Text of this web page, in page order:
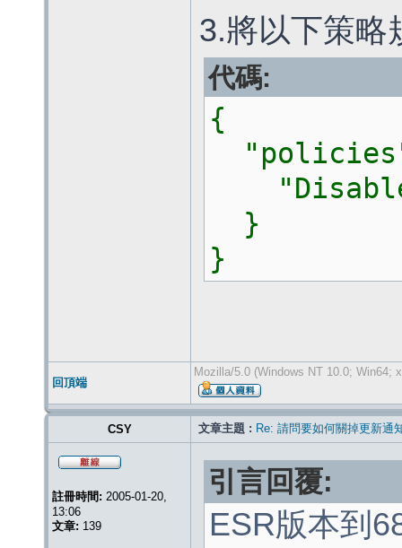
3.將以下策略
代碼:
{
}
}
回頂端
Mozilla/5.0 (Windows NT 10.0; Win64;
CSY 文章主題 : Re: 請問要如何關掉更新通
註冊時間: 2005-01-20,
13:06
文章: 139
引言回覆:
ESR版本到